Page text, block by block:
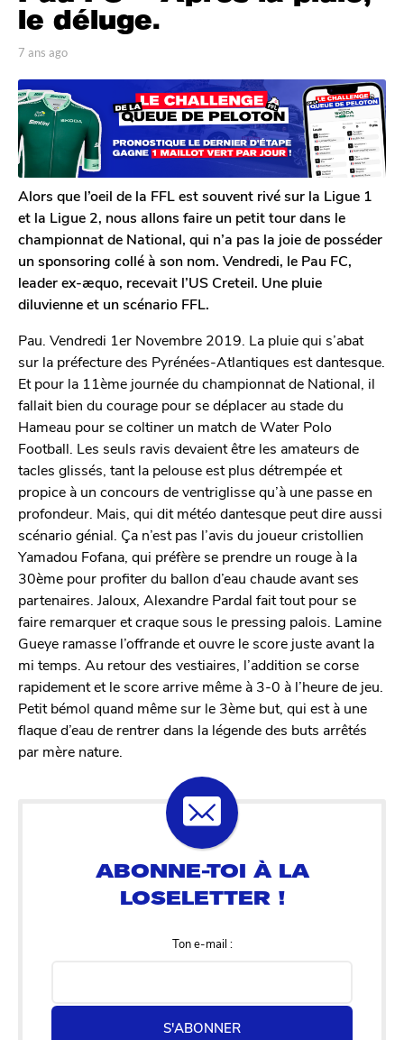
n
s
a
o
7
a
n
s
a
g
o
le déluge.
p
r
A
n
t
o
i
n
D
e
c
l
e
r
q
7 ans ago
s
a
Alors que l’oeil de la FFL est souvent rivé sur la Ligue 1
et la Ligue 2, nous allons faire un petit tour dans le
championnat de National, qui n’a pas la joie de posséder
un sponsoring collé à son nom. Vendredi, le Pau FC,
leader ex-æquo, recevait l’US Creteil. Une pluie
diluvienne et un scénario FFL.
Pau. Vendredi 1er Novembre 2019. La pluie qui s’abat
sur la préfecture des Pyrénées-Atlantiques est dantesque.
Et pour la 11ème journée du championnat de National, il
fallait bien du courage pour se déplacer au stade du
Hameau pour se coltiner un match de Water Polo
Football. Les seuls ravis devaient être les amateurs de
tacles glissés, tant la pelouse est plus détrempée et
propice à un concours de ventriglisse qu’à une passe en
profondeur. Mais, qui dit météo dantesque peut dire aussi
scénario génial. Ça n’est pas l’avis du joueur cristollien
Yamadou Fofana, qui préfère se prendre un rouge à la
30ème pour profiter du ballon d’eau chaude avant ses
partenaires. Jaloux, Alexandre Pardal fait tout pour se
faire remarquer et craque sous le pressing palois. Lamine
Gueye ramasse l’offrande et ouvre le score juste avant la
mi temps. Au retour des vestiaires, l’addition se corse
rapidement et le score arrive même à 3-0 à l’heure de jeu.
Petit bémol quand même sur le 3ème but, qui est à une
flaque d’eau de rentrer dans la légende des buts arrêtés
par mère nature.
Ton e-mail :
S'ABONNER